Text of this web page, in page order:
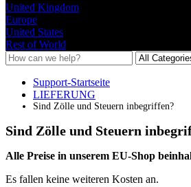
United Kingdom
Europe
United States
Rest of World
Support-Startseite
LIEFERUNG
Sind Zölle und Steuern inbegriffen?
Sind Zölle und Steuern
Alle Preise in unserem EU-Shop
Es fallen keine weiteren Kosten an.